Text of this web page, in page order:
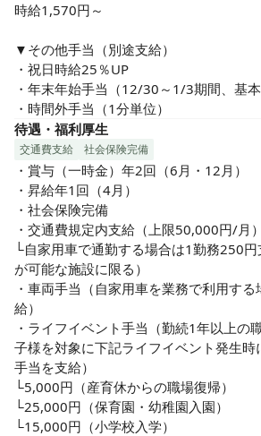
時給1,570円～
▼その他手当（別途支給）
・祝日時給25％UP
・年末年始手当（12/30～1/3期間、基本
・時間外手当（1分単位）
待遇・福利厚生
交通費支給 社会保険完備
・賞与（一時金）年2回（6月・12月）
・昇給年1回（4月）
・社会保険完備
・交通費規定内支給（上限50,000円/月）
└自家用車で通勤する場合は1勤務250
が可能な施設に限る）
・車両手当（自家用車を業務で利用す
給）
・ライフイベント手当（勤続1年以上の
子様を対象に下記ライフイベント発生
手当を支給）
└5,000円（産育休からの職場復帰）
└25,000円（保育園・幼稚園入園）
└15,000円（小学校入学）